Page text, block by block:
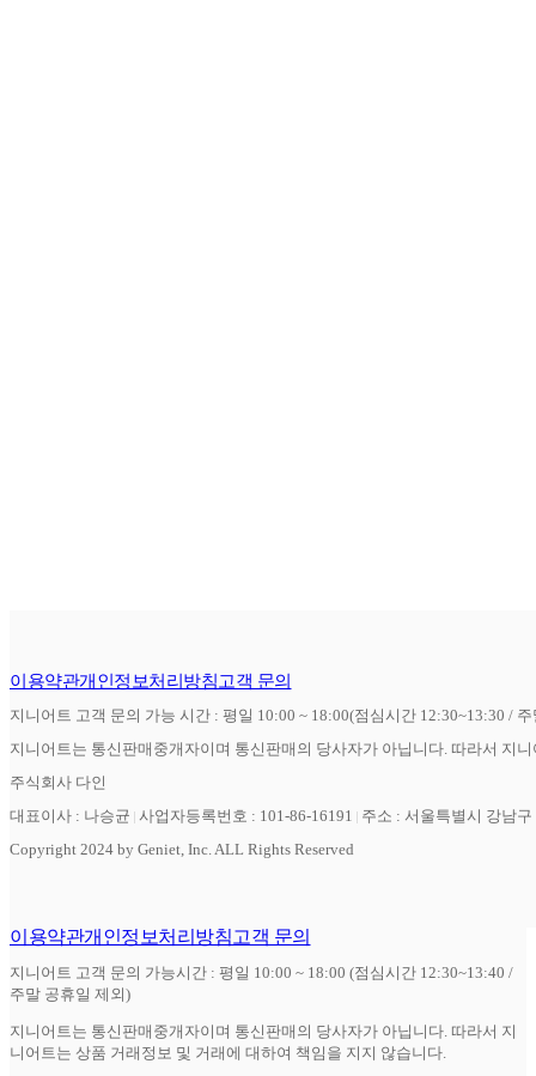
이용약관개인정보처리방침고객 문의
지니어트 고객 문의 가능 시간 : 평일 10:00 ~ 18:00(점심시간 12:30~13:30 /
지니어트는 통신판매중개자이며 통신판매의 당사자가 아닙니다. 따라서 지
주식회사 다인
대표이사 : 나승균 사업자등록번호 : 101-86-16191
주소 : 서울특별시 강남
Copyright 2024 by Geniet, Inc. ALL Rights Reserved
이용약관개인정보처리방침고객 문의
지니어트 고객 문의 가능시간 : 평일 10:00 ~ 18:00 (점심시간 12:30~13:40 /
주말 공휴일 제외)
지니어트는 통신판매중개자이며 통신판매의 당사자가 아닙니다. 따라서 지
니어트는 상품 거래정보 및 거래에 대하여 책임을 지지 않습니다.